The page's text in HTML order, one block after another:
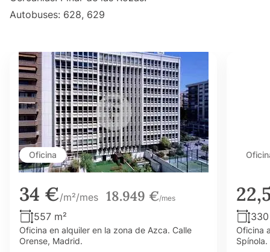
Autobuses: 628, 629
Oficina
34 €/m²/mes 18.949 €/mes
557 m²
Oficina en alquiler en la zona de Azca. Calle
Orense, Madrid.
Oficina
Spínola.